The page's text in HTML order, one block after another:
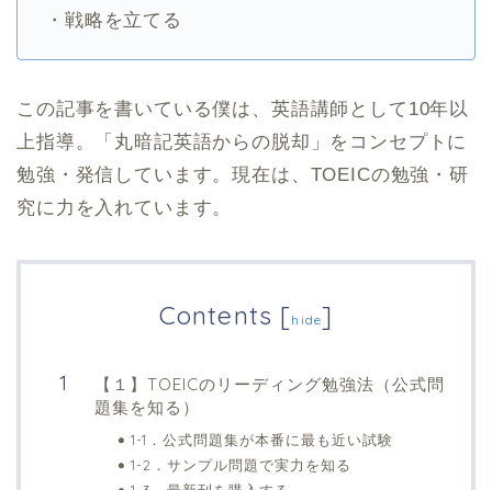
・戦略を立てる
この記事を書いている僕は、英語講師として10年以
上指導。「丸暗記英語からの脱却」をコンセプトに
勉強・発信しています。現在は、TOEICの勉強・研
究に力を入れています。
Contents [hide]
【１】TOEICのリーディング勉強法（公式問
題集を知る）
1-1．公式問題集が本番に最も近い試験
1-2．サンプル問題で実力を知る